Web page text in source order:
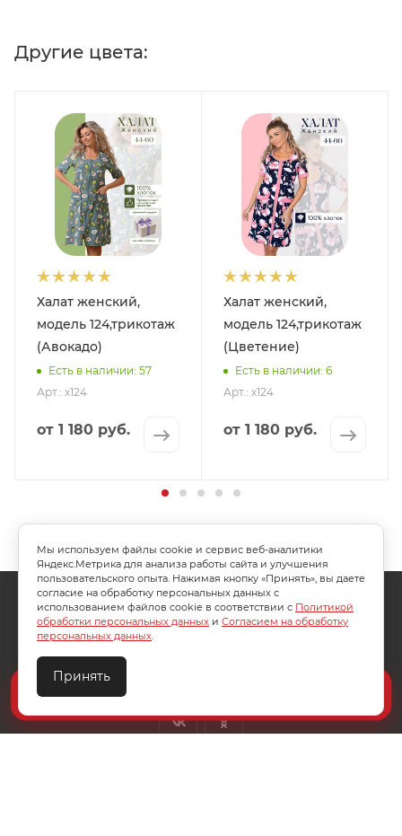
Другие цвета:
Халат женский,
модель 124,трикотаж
(Авокадо)
Есть в наличии: 57
Арт.: х124
от 1 180 руб.
Халат женский,
модель 124,трикотаж
(Цветение)
Есть в наличии: 6
Арт.: х124
от 1 180 руб.
О КОМПАНИИ АКЦИИ КАК КУПИТЬ
УСЛОВИЯ ОПЛАТЫ ДОСТАВКА
ТЕХПОДДЕРЖКА
Мы используем файлы cookie и сервис веб-аналитики
Яндекс.Метрика для анализа работы сайта и улучшения
пользовательского опыта. Нажимая кнопку «Принять», вы даете
согласие на обработку персональных данных с
использованием файлов cookie в соответствии с Политикой
обработки персональных данных и Согласием на обработку
персональных данных.
Принять